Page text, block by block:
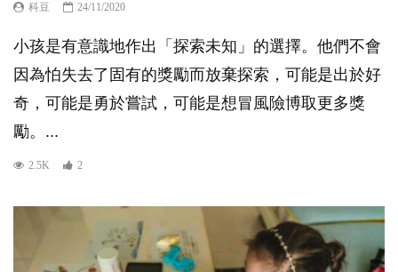
科豆 24/11/2020
小孩是有意識地作出「探索未知」的選擇。他們不會
因為怕失去了固有的獎勵而放棄探索，可能是出於好
奇，可能是勇於嘗試，可能是想冒風險博取更多獎
勵。...
2.5K 2